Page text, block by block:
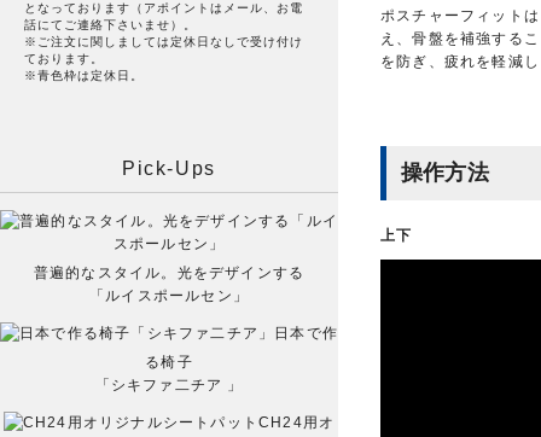
ポスチャーフィット
え、骨盤を補強する
を防ぎ、疲れを軽減
操作方法
上下
となっております（アポイントはメール、お電
話にてご連絡下さいませ）。
※ご注文に関しましては定休日なしで受け付け
ております。
※青色枠は定休日。
Pick-Ups
普遍的なスタイル。光をデザインする
「ルイスポールセン」
日本で作
る椅子
「シキファ二チア 」
CH24用オ